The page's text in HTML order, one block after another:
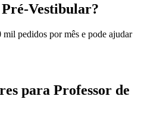
Pré-Vestibular?
pedidos por mês e pode ajudar
para Professor de